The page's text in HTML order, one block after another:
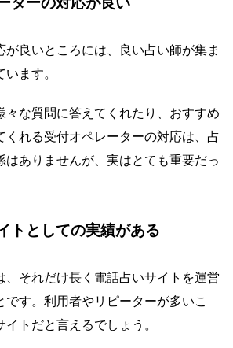
が良いところには、良い占い師が集ま
ます。
々な質問に答えてくれたり、おすすめ
くれる受付オペレーターの対応は、占
はありませんが、実はとても重要だっ
トとしての実績がある
、それだけ長く電話占いサイトを運営
です。利用者やリピーターが多いこ
トだと言えるでしょう。